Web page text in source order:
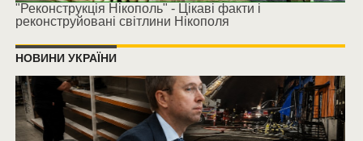
"Реконструкція Нікополь" - Цікаві факти і
реконструйовані світлини Нікополя
НОВИНИ УКРАЇНИ